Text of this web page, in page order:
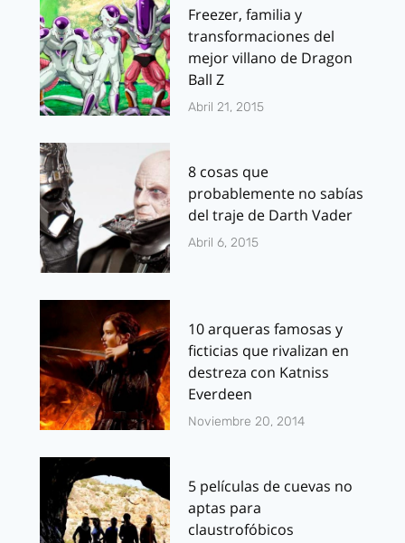
Freezer, familia y
transformaciones del
mejor villano de Dragon
Ball Z
Abril 21, 2015
8 cosas que
probablemente no sabías
del traje de Darth Vader
Abril 6, 2015
10 arqueras famosas y
ficticias que rivalizan en
destreza con Katniss
Everdeen
Noviembre 20, 2014
5 películas de cuevas no
aptas para
claustrofóbicos